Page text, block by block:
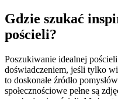
Gdzie szukać
pościeli?
Poszukiwanie idealnej
doświadczeniem, jeśli tylko
to doskonałe źródło
społecznościowe pełne są